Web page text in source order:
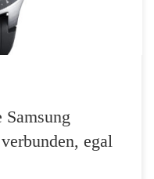
egal